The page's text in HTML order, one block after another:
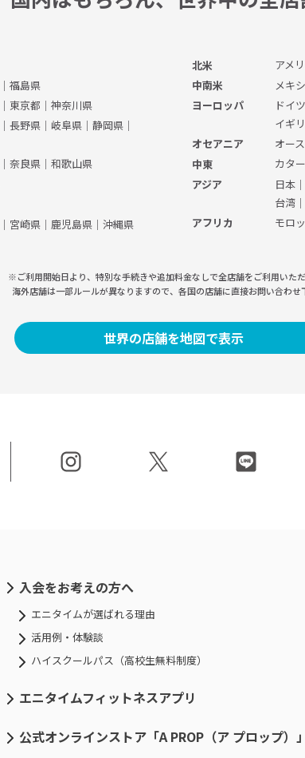
｜ 福島県
｜ 東京都 ｜ 神奈川県
｜ 長野県 ｜ 岐阜県 ｜ 静岡県 ｜
｜ 奈良県 ｜ 和歌山県
｜ 宮崎県 ｜ 鹿児島県 ｜ 沖縄県
北米
アメ
中南米
メキ
ヨーロッパ
ドイツ
イギ
オセアニア
オー
中東
カタ
アジア
日本｜
台湾｜
アフリカ
モロ
世界の店舗を地図で表示
※ご利用開始日より、特別な手続きや追加料金なしで全店舗をご利用いただ
海外店舗は一部ルールが異なりますので、 各国の店舗に直接お問い合わせ
入会をお考えの方へ
エニタイムが選ばれる理由
活用例・体験談
ハイスクールパス（高校生無料制度）
エニタイムフィットネスアプリ
公式オンラインストア「A PROP（ア プロップ）」